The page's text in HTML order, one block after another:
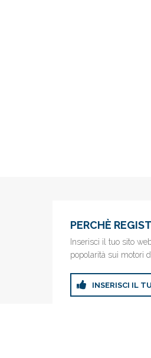
PERCHÈ
Inserisci il tuo sito
popolarità sui motori
INSERISCI IL